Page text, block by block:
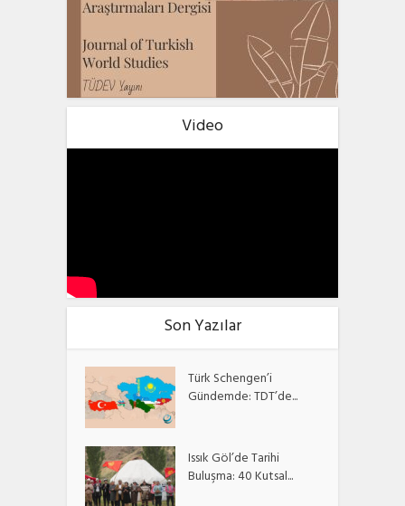
Video
Son Yazılar
Türk Schengen’i
Gündemde: TDT’de...
Issık Göl’de Tarihi
Buluşma: 40 Kutsal...